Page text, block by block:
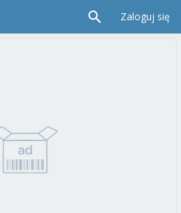
Zaloguj się